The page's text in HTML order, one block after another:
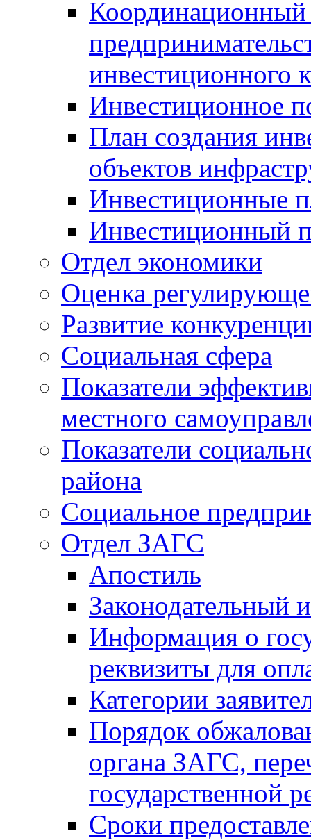
Координационный
инвестиционного
Инвестиционное
План создания
объектов
Инвестиционные
Инвестиционный
Отдел экономики
Оценка
Развитие
Социальная сфера
Показатели
местного
Показатели
района
Социальное
Отдел ЗАГС
Апостиль
Законодательный
Информация о
реквизиты для
Категории
Порядок
органа ЗАГС,
государственной
Сроки